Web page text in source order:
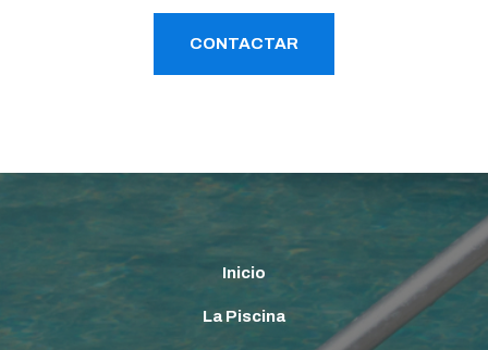
CONTACTAR
Inicio
La Piscina